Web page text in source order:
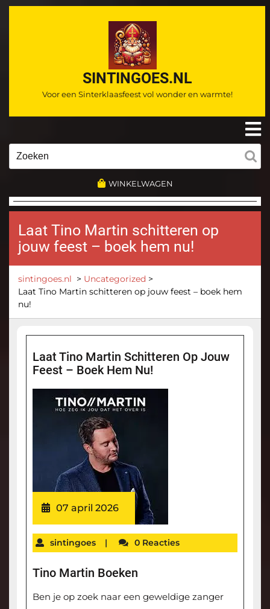
Ga
SINTINGOES.NL
Voor een Sinterklaasfeest vol wonder en warmte!
WINKELWAGEN
Laat Tino Martin schitteren op
jouw feest – boek hem nu!
sintingoes.nl > Uncategorized >
Laat Tino Martin schitteren op jouw feest – boek hem
nu!
Laat Tino Martin Schitteren Op Jouw
Feest – Boek Hem Nu!
07 april 2026
sintingoes | 0 Reacties
Tino Martin Boeken
Ben je op zoek naar een geweldige zanger